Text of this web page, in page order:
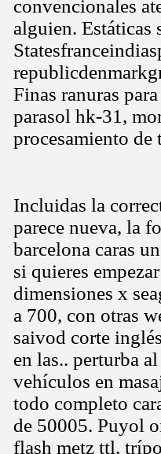
convencionales
alguien. Estáticas
Finas ranuras
parasol hk-31,
procesamiento de
Incluidas la
parece nueva, la
barcelona caras
si quieres
dimensiones x
a 700, con otras
saivod corte
en las.. perturba
vehículos en
todo completo
de 50005. Puyol
flash metz ttl,